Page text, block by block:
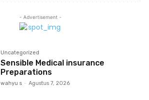
- Advertisement -
Uncategorized
Sensible Medical insurance
Preparations
wahyu s - Agustus 7, 2026